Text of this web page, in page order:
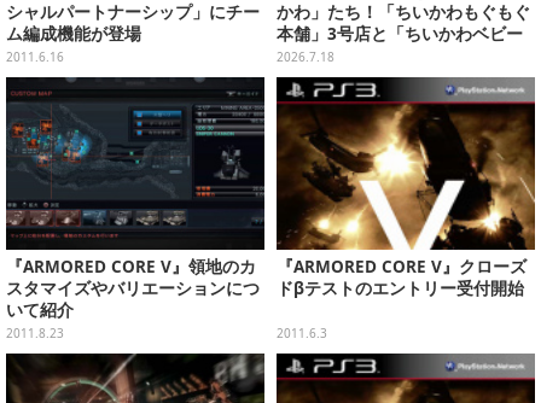
シャルパートナーシップ」にチー
ム編成機能が登場
2011.6.16
かわ」たち！「ちいかわもぐもぐ
本舗」3号店と「ちいかわベビー
カステラ」がいよいよオープン
2026.7.18
『ARMORED CORE V』領地のカ
スタマイズやバリエーションにつ
いて紹介
2011.8.23
『ARMORED CORE V』クローズ
ドβテストのエントリー受付開始
2011.6.3